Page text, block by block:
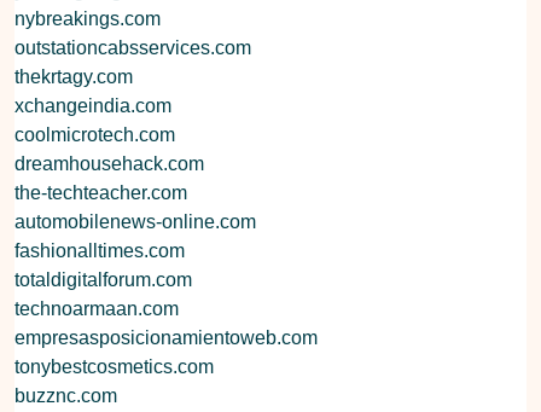
nybreakings.com
outstationcabsservices.com
thekrtagy.com
xchangeindia.com
coolmicrotech.com
dreamhousehack.com
the-techteacher.com
automobilenews-online.com
fashionalltimes.com
totaldigitalforum.com
technoarmaan.com
empresasposicionamientoweb.com
tonybestcosmetics.com
buzznc.com